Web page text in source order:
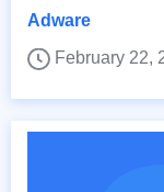
Adware
February 22,